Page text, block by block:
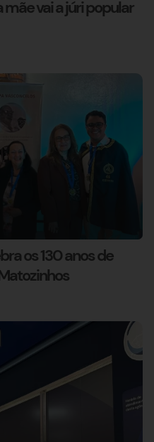
vai a júri popular
os 130 anos de